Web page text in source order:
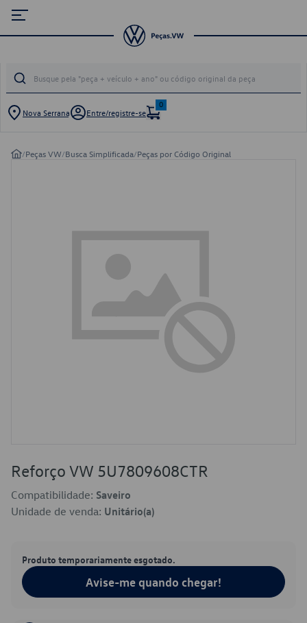
Nova Serrana Entre/registre-se
0
/Peças VW/Busca Simplificada/Peças por Código Original
Reforço VW 5U7809608CTR
Compatibilidade: Saveiro
Unidade de venda: Unitário(a)
Produto temporariamente esgotado.
Avise-me quando chegar!